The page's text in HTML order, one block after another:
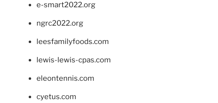
e-smart2022.org
ngrc2022.org
leesfamilyfoods.com
lewis-lewis-cpas.com
eleontennis.com
cyetus.com